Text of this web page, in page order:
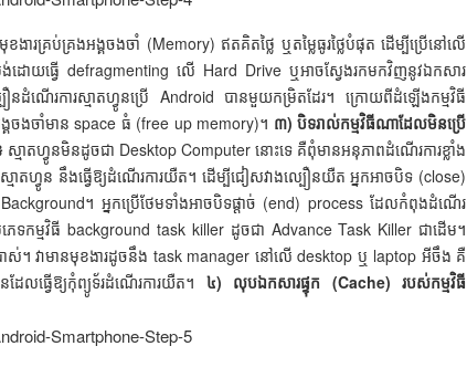
រគ្រប់គ្រងអង្គចងចាំ (Memory) ឥតគិតថ្លៃ ឬតម្លៃធូរថ្លៃបំផុត ដើម្បីប្រើនៅលើ
ង់ដោយធ្វើ defragmenting លើ Hard Drive ឬអាចស្វែងរកមកវិញនូវឯកសារ
ើរការស្មាតហ្វូនប្រើ Android បានមួយកម្រិតដែរ។ ក្រោយពីដំឡើងកម្មវិធី
ង្គចងចាំមាន space ធំ (free up memory)។ ៣) បិទរាល់កម្មវិធីណាដែលមិនប្រើ
ស្មាតហ្វូនមិនដូចជា Desktop Computer នោះទេ គឺពុំមានអនុភាពដំណើរការខ្លាំង
មាតហ្វូន នឹងធ្វើឱ្យដំណើរការយឺត។ ដើម្បីជៀសវាងល្បឿនយឺត អ្នកអាចបិទ (close)
។ អ្នកប្រើថែមទាំងអាចបិទផ្ដាច់ (end) process ដែលកំពុងដំណើរ
េទកម្មវិធី background task killer ដូចជា Advance Task Killer ជាដើម។
ស់។ វាមានមុខងារដូចនឹង task manager នៅលើ desktop ឬ laptop អីចឹង គឺ
លធ្វើឱ្យកុំព្យូទ័រដំណើរការយឺត។ ៤) លុបឯកសារផ្ទុក (Cache) របស់កម្មវិធី